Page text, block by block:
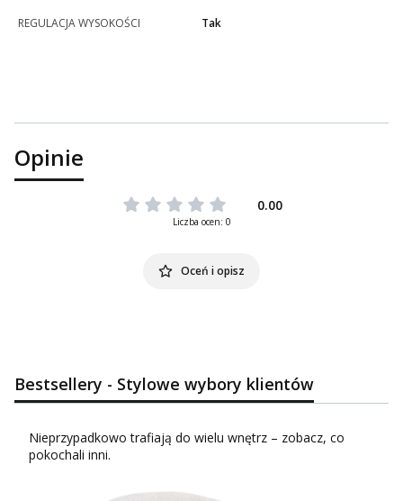
REGULACJA WYSOKOŚCI Tak
Opinie
0.00
Liczba ocen: 0
Oceń i opisz
Bestsellery - Stylowe wybory klientów
Nieprzypadkowo trafiają do wielu wnętrz – zobacz, co
pokochali inni.